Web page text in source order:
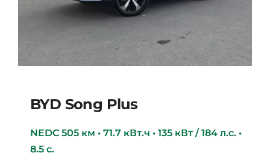
BYD Song Plus
NEDC 505 км • 71.7 кВт.ч • 135 кВт / 184 л.с. •
8.5 с.